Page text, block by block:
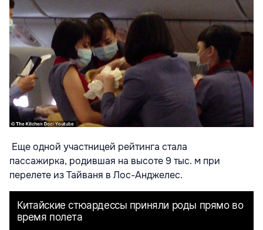
Еще одной участницей рейтинга стала
пассажирка, родившая на высоте 9 тыс. м при
перелете из Тайваня в Лос-Анджелес.